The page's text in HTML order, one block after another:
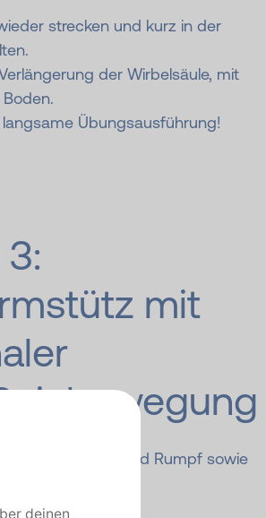
strecken und kurz in der
der Wirbelsäule, mit
Übungsausführung!
mit
Bauch und Rumpf sowie